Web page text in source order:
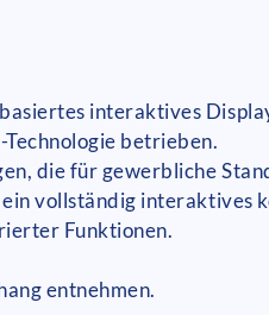
interaktives
betrieben.
die für gewerbliche
vollständig interaktives
Funktionen.
entnehmen.